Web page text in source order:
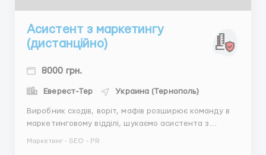
Асистент з маркетингу
(дистанційно)
8000 грн.
Еверест-Тер Украина (Тернополь)
Виробник сходів, воріт, мафів розширює команду в
маркетинговому відділі, шукаємо асистента з
Маркетинг - SEO - PR